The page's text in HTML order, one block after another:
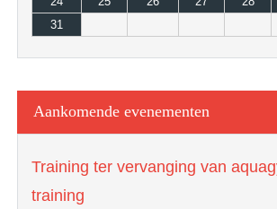
31
Aankomende evenementen
Training ter vervanging van
training